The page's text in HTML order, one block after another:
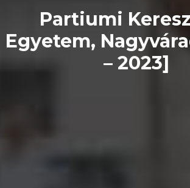
Partiumi
Egyetem,
– 2023]